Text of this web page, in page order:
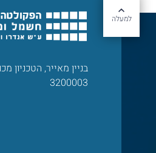
למעלה
בניין מאייר, הטכניון
3200003